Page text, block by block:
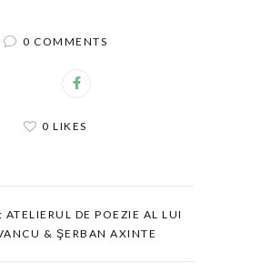
0 COMMENTS
0 LIKES
ATELIERUL DE POEZIE AL LUI
& ŞERBAN AXINTE